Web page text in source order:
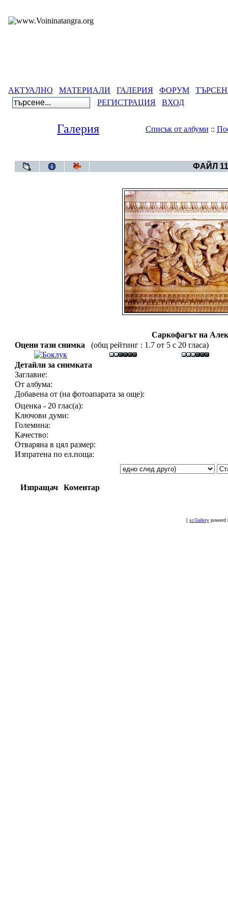
АКТУАЛНО МАТЕРИАЛИ ГАЛЕРИЯ ФОРУМ
РЕГИСТРАЦИЯ
ВХОД
Галерия Списък от албуми ::
ФАЙЛ
Саркофагът на
Оцени тази снимка
(общ рейтинг : 1.7 от 5 с 20 гласа)
Детайли за снимката
Заглавие:
От албума:
Добавена от (на фотоапарата за още):
Оценка - 20 глас(а):
Ключови думи:
Големина:
Качество:
Отваряна в цял размер:
Изпратена по ел.поща:
Изпращач Коментар
[ xcGallery